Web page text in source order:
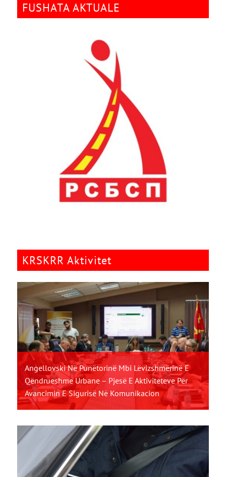
FUSHATA AKTUALE
KRSKRR Aktivitet
Angellovski Në Punëtorinë Mbi Lëvizshmërinë E
Qëndrueshme Urbane – Pjesë E Aktiviteteve Për
Avancimin E Sigurisë Në Komunikacion